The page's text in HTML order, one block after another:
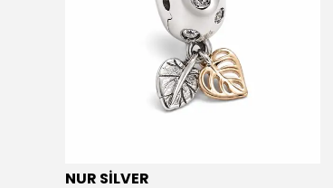
NUR SİLVER